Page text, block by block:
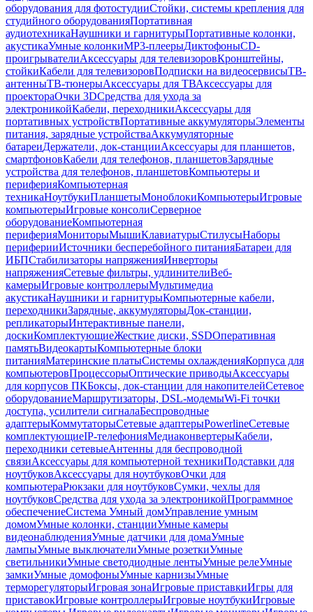
оборудования для фотостудииСтойки, системы крепления для
студийного оборудованияПортативная
аудиотехникаНаушники и гарнитурыПортативные колонки,
акустикаУмные колонкиMP3-плеерыДиктофоныCD-
проигрывателиАксессуары для телевизоровКронштейны,
стойкиКабели для телевизоровПодписки на видеосервисыТВ-
антенныТВ-тюнерыАксессуары для ТВАксессуары для
проектораОчки 3DСредства для ухода за
электроникойКабели, переходникиАксессуары для
портативных устройствПортативные аккумуляторыЭлементы
питания, зарядные устройстваАккумуляторные
батареиДержатели, док-станцииАксессуары для планшетов,
смартфоновКабели для телефонов, планшетовЗарядные
устройства для телефонов, планшетовКомпьютеры и
периферияКомпьютерная
техникаНоутбукиПланшетыМоноблокиКомпьютерыИгровые
компьютерыИгровые консолиСерверное
оборудованиеКомпьютерная
периферияМониторыМышиКлавиатурыСтилусыНаборы
периферииИсточники бесперебойного питанияБатареи для
ИБПСтабилизаторы напряженияИнверторы
напряженияСетевые фильтры, удлинителиВеб-
камерыИгровые контроллерыМультимедиа
акустикаНаушники и гарнитурыКомпьютерные кабели,
переходникиЗарядные, аккумуляторыДок-станции,
репликаторыИнтерактивные панели,
доскиКомплектующиеЖесткие диски, SSDОперативная
памятьВидеокартыКомпьютерные блоки
питанияМатеринские платыСистемы охлажденияКорпуса для
компьютеровПроцессорыОптические приводыАксессуары
для корпусов ПКБоксы, док-станции для накопителейСетевое
оборудованиеМаршрутизаторы, DSL-модемыWi-Fi точки
доступа, усилители сигналаБеспроводные
адаптерыКоммутаторыСетевые адаптерыPowerlineСетевые
комплектующиеIP-телефонияМедиаконвертерыКабели,
переходники сетевыеАнтенны для беспроводной
связиАксессуары для компьютерной техникиПодставки для
ноутбуковАксессуары для ноутбуковОчки для
компьютераРюкзаки для ноутбуковСумки, чехлы для
ноутбуковСредства для ухода за электроникойПрограммное
обеспечениеСистема Умный домУправление умным
домомУмные колонки, станцииУмные камеры
видеонаблюденияУмные датчики для домаУмные
лампыУмные выключателиУмные розеткиУмные
светильникиУмные светодиодные лентыУмные релеУмные
замкиУмные домофоныУмные карнизыУмные
терморегуляторыИгровая зонаИгровые приставкиИгры для
приставокИгровые контроллерыИгровые ноутбукиИгровые